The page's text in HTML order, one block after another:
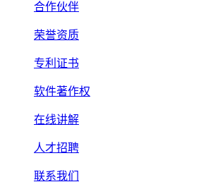
合作伙伴
荣誉资质
专利证书
软件著作权
在线讲解
人才招聘
联系我们